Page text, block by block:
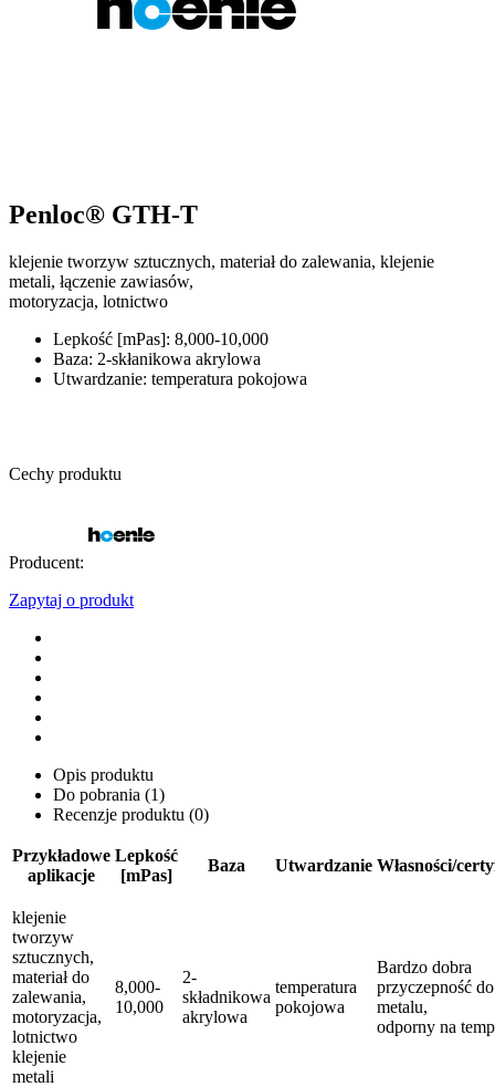
Penloc® GTH-T
klejenie tworzyw sztucznych, materiał do zalewania, klejenie
metali, łączenie zawiasów,
motoryzacja, lotnictwo
Lepkość [mPas]: 8,000-10,000
Baza: 2-skłanikowa akrylowa
Utwardzanie: temperatura pokojowa
Cechy produktu
Producent:
Zapytaj o produkt
Opis produktu
Do pobrania (1)
Recenzje produktu (0)
Przykładowe
aplikacje
Lepkość
[mPas]
Baza Utwardzanie Własności/
klejenie
tworzyw
sztucznych,
materiał do
zalewania,
motoryzacja,
lotnictwo
klejenie
metali
8,000-
10,000
2-
składnikowa
akrylowa
temperatura
pokojowa
Bardzo dobra
przyczepność do
metalu,
odporny na